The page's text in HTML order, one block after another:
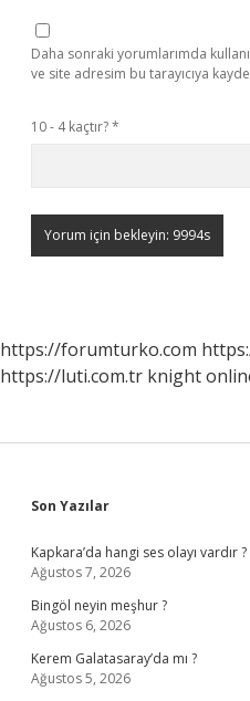
Daha sonraki yorumlarımda
ve site adresim bu tarayıcıya
10 - 4 kaçtır?*
https://forumturko.com
https://luti.com.tr knight
Sidebar
Son Yazılar
Kapkara’da hangi ses olayı vardır ?
Ağustos 7, 2026
Bingöl neyin meşhur ?
Ağustos 6, 2026
Kerem Galatasaray’da mı ?
Ağustos 5, 2026